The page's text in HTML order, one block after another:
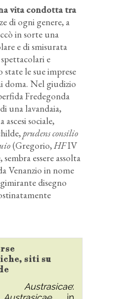
vita condotta tra
di ogni genere, a
in sorte una
e di smisurata
e
state le sue imprese
doma. Nel giudizio
Fredegonda
una lavandaia,
ascesi sociale,
prudens consilio
(Gregorio,HFIV
essere assolta
Venanzio in nome
disegno
siti su
Austrasicae: